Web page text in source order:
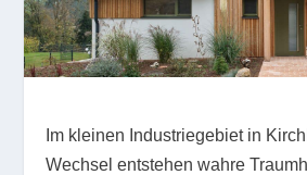
Im kleinen Industriegebiet in
Wechsel entstehen wahre